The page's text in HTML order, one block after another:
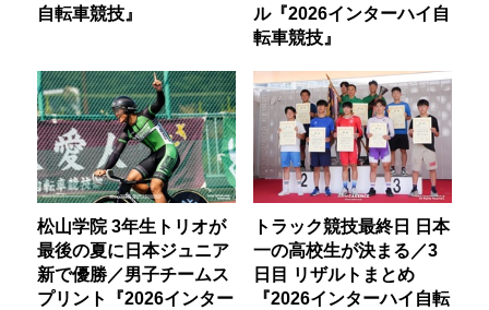
自転車競技』
ル『2026インターハイ自
転車競技』
松山学院 3年生トリオが
最後の夏に日本ジュニア
新で優勝／男子チームス
プリント『2026インター
トラック競技最終日 日本
一の高校生が決まる／3
日目 リザルトまとめ
『2026インターハイ自転